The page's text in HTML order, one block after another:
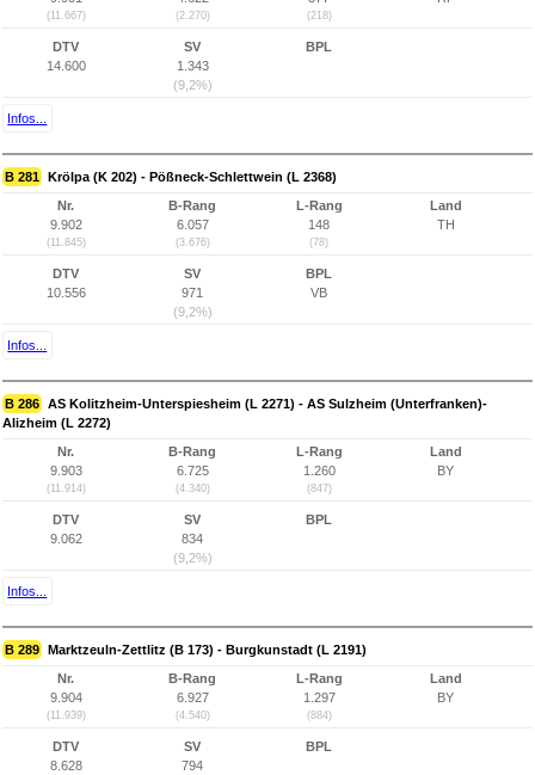
(11.667) (2.270) (218)
DTV
14.600
SV
1.343
(9,2%)
BPL
Infos...
B 281 Krölpa (K 202) - Pößneck-Schlettwein (L 2368)
Nr.
9.902
(11.845)
B-Rang
6.057
(3.676)
L-Rang
148
(78)
Land
TH
DTV
10.556
SV
971
(9,2%)
BPL
VB
Infos...
B 286 AS Kolitzheim-Unterspiesheim (L 2271) - AS Sulzheim (Unterfranken)-
Alizheim (L 2272)
Nr.
9.903
(11.914)
B-Rang
6.725
(4.340)
L-Rang
1.260
(847)
Land
BY
DTV
9.062
SV
834
(9,2%)
BPL
Infos...
B 289 Marktzeuln-Zettlitz (B 173) - Burgkunstadt (L 2191)
Nr.
9.904
(11.939)
B-Rang
6.927
(4.540)
L-Rang
1.297
(884)
Land
BY
DTV
8.628
SV
794
BPL